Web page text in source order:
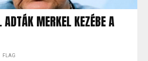
ADTÁK MERKEL KEZÉBE A
FLAG